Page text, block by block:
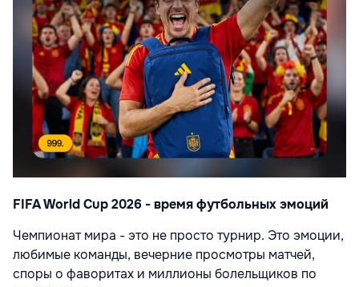
FIFA World Cup 2026 - время футбольных эмоций
Чемпионат мира - это не просто турнир. Это эмоции,
любимые команды, вечерние просмотры матчей,
споры о фаворитах и миллионы болельщиков по